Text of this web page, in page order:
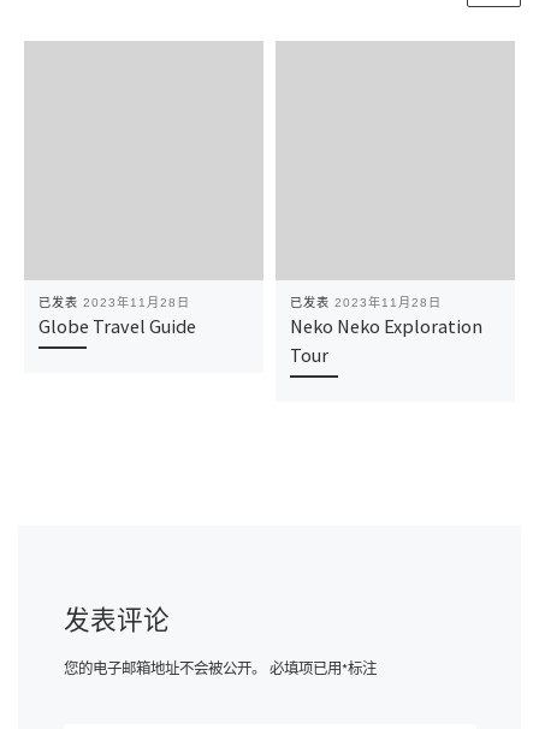
已发表 2023年11月28日
Globe Travel Guide
已发表 2023年11月28日
Neko Neko Exploration
Tour
发表评论
您的电子邮箱地址不会被公开。 必填项已用*标注